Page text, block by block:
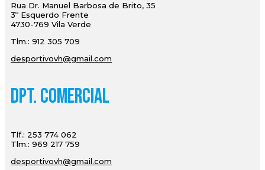
Rua Dr. Manuel Barbosa de Brito, 35
3º Esquerdo Frente
4730-769 Vila Verde
Tlm.: 912 305 709
desportivovh@gmail.com
Dpt. Comercial
Tlf.: 253 774 062
Tlm.: 969 217 759
desportivovh@gmail.com